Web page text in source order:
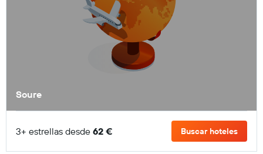
Soure
3+ estrellas desde 62 € Buscar hoteles